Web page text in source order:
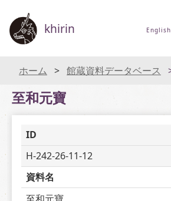
khirin English
ホーム 館蔵資料データベース
至和元寶
ID
H-242-26-11-12
資料名